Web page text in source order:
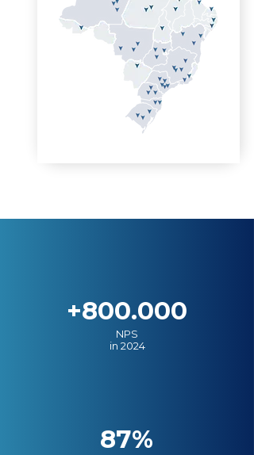
+800.000
NPS
in 2024
87%